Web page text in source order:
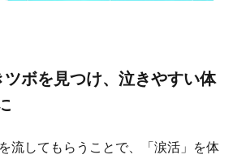
ボを見つけ、泣きやすい体
流してもらうことで、「涙活」を体